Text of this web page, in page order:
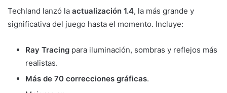
Techland lanzó la actualización 1.4, la más grande y
significativa del juego hasta el momento. Incluye:
Ray Tracing para iluminación, sombras y reflejos más
realistas.
Más de 70 correcciones gráficas.